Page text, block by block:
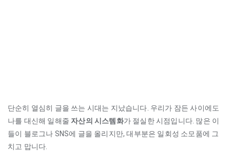
단순히 열심히 글을 쓰는 시대는 지났습니다. 우리가 잠든 사이에도
나를 대신해 일해줄자산의 시스템화가 절실한 시점입니다. 많은 이
들이 블로그나 SNS에 글을 올리지만, 대부분은 일회성 소모품에 그
치고 맙니다.